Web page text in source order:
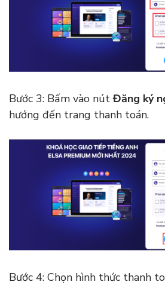
Bước 3: Bấm vào nútĐăng ký
hướng đến trang thanh toán.
Bước 4: Chọn hình thức thanh